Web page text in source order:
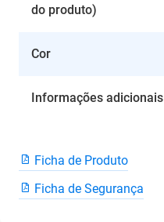
do produto)
Cor
Informações adicionais
Ficha de Produto
Ficha de Segurança